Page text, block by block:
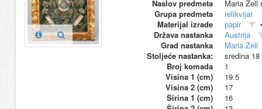
Naslov predmeta
Maria Zell
Grupa predmeta
relikvijar
Materijal izrade
papir
Država nastanka
Austrija
Grad nastanka
Maria Zell
Stoljeće nastanka:
sredina 18
Broj komada
1
Visina 1 (cm)
19.5
Visina 2 (cm)
17
Širina 1 (cm)
16